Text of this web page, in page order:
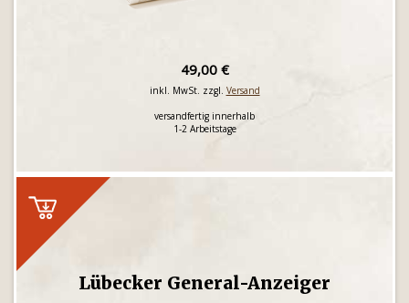
49,00 €
inkl. MwSt. zzgl. Versand
versandfertig innerhalb
1-2 Arbeitstage
Lübecker General-Anzeiger